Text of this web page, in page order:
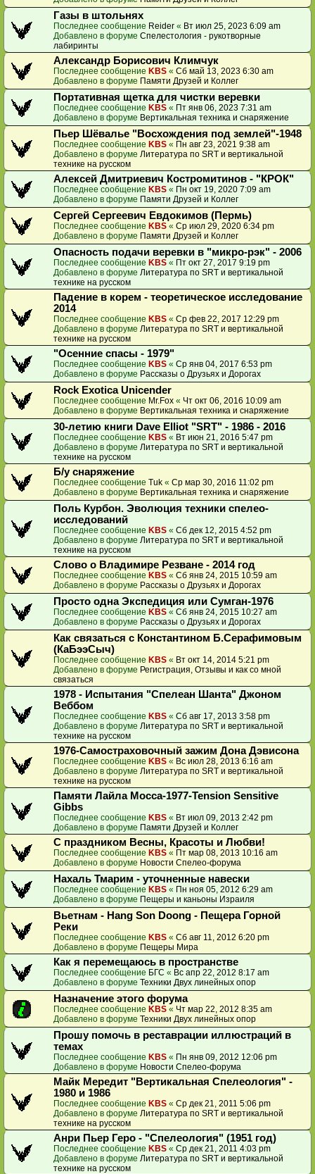
Газы в штольнях
Последнее сообщение Reider « Вт июл 25, 2023 6:09 am
Добавлено в форуме Спелестология - рукотворные
лабиринты
Александр Борисович Климчук
Последнее сообщение KBS « Сб май 13, 2023 6:30 am
Добавлено в форуме Памяти Друзей и Коллег
Портативная щетка для чистки веревки
Последнее сообщение KBS « Пт янв 06, 2023 7:31 am
Добавлено в форуме Вертикальная техника и снаряжение
Пьер Шёвалье "Восхождения под землей"-1948
Последнее сообщение KBS « Пн авг 23, 2021 9:38 am
Добавлено в форуме Литература по SRT и вертикальной
технике на русском
Алексей Дмитриевич Костромитинов - "КРОК"
Последнее сообщение KBS « Пн окт 19, 2020 7:09 am
Добавлено в форуме Памяти Друзей и Коллег
Сергей Сергеевич Евдокимов (Пермь)
Последнее сообщение KBS « Ср июл 29, 2020 6:34 pm
Добавлено в форуме Памяти Друзей и Коллег
Опасность подачи веревки в "микро-рэк" - 2006
Последнее сообщение KBS « Пт окт 27, 2017 9:19 pm
Добавлено в форуме Литература по SRT и вертикальной
технике на русском
Падение в корем - теоретическое исследование
2014
Последнее сообщение KBS « Ср фев 22, 2017 12:29 pm
Добавлено в форуме Литература по SRT и вертикальной
технике на русском
"Осенние спасы - 1979"
Последнее сообщение KBS « Ср янв 04, 2017 6:53 pm
Добавлено в форуме Рассказы о Друзьях и Дорогах
Rock Exotica Unicender
Последнее сообщение Mr.Fox « Чт окт 06, 2016 10:09 am
Добавлено в форуме Вертикальная техника и снаряжение
30-летию книги Dave Elliot "SRT" - 1986 - 2016
Последнее сообщение KBS « Вт июн 21, 2016 5:47 pm
Добавлено в форуме Литература по SRT и вертикальной
технике на русском
Б/у снаряжение
Последнее сообщение Tuk « Ср мар 30, 2016 11:02 pm
Добавлено в форуме Вертикальная техника и снаряжение
Поль Курбон. Эволюция техники спелео-
исследований
Последнее сообщение KBS « Сб дек 12, 2015 4:52 pm
Добавлено в форуме Литература по SRT и вертикальной
технике на русском
Слово о Владимире Резване - 2014 год
Последнее сообщение KBS « Сб янв 24, 2015 10:59 am
Добавлено в форуме Рассказы о Друзьях и Дорогах
Просто одна Экспедиция или Сумган-1976
Последнее сообщение KBS « Сб янв 24, 2015 10:27 am
Добавлено в форуме Рассказы о Друзьях и Дорогах
Как связаться с Константином Б.Серафимовым
(КаБээСыч)
Последнее сообщение KBS « Вт окт 14, 2014 5:21 pm
Добавлено в форуме Регистрация, Отзывы и как со мной
связаться
1978 - Испытания "Спелеан Шанта" Джоном
Веббом
Последнее сообщение KBS « Сб авг 17, 2013 3:58 pm
Добавлено в форуме Литература по SRT и вертикальной
технике на русском
1976-Самостраховочный зажим Дона Дэвисона
Последнее сообщение KBS « Вс июл 28, 2013 6:16 am
Добавлено в форуме Литература по SRT и вертикальной
технике на русском
Памяти Лайла Мосса-1977-Tension Sensitive
Gibbs
Последнее сообщение KBS « Вт июл 09, 2013 2:42 pm
Добавлено в форуме Памяти Друзей и Коллег
С праздником Весны, Красоты и Любви!
Последнее сообщение KBS « Пт мар 08, 2013 10:16 am
Добавлено в форуме Новости Спелео-форума
Нахаль Тмарим - уточненные навески
Последнее сообщение KBS « Пн ноя 05, 2012 6:29 am
Добавлено в форуме Пещеры и каньоны Израиля
Вьетнам - Hang Son Doong - Пещера Горной
Реки
Последнее сообщение KBS « Сб авг 11, 2012 6:20 pm
Добавлено в форуме Пещеры Мира
Как я перемещаюсь в пространстве
Последнее сообщение БГС « Вс апр 22, 2012 8:17 am
Добавлено в форуме Техники Двух линейных опор
Назначение этого форума
Последнее сообщение KBS « Чт мар 22, 2012 8:35 am
Добавлено в форуме Техники Двух линейных опор
Прошу помочь в реставрации иллюстраций в
темах
Последнее сообщение KBS « Пн янв 09, 2012 12:06 pm
Добавлено в форуме Новости Спелео-форума
Майк Мередит "Вертикальная Спелеология" -
1980 и 1986
Последнее сообщение KBS « Ср дек 21, 2011 5:06 pm
Добавлено в форуме Литература по SRT и вертикальной
технике на русском
Анри Пьер Геро - "Спелеология" (1951 год)
Последнее сообщение KBS « Ср дек 21, 2011 4:03 pm
Добавлено в форуме Литература по SRT и вертикальной
технике на русском